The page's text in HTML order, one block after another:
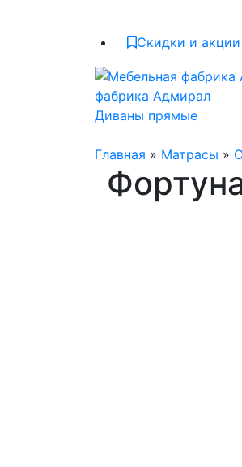
Скидки и акции
фабрика Адмирал
Диваны прямые
Главная » Матрасы »